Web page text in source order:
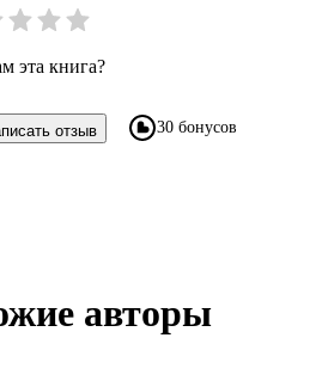
эта книга?
отзыв 30 бонусов
авторы